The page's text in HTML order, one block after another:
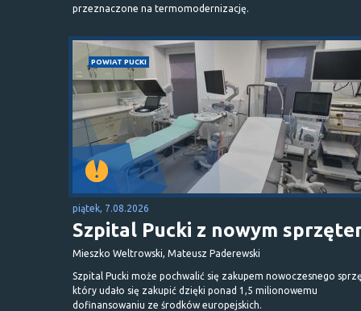
przeznaczone na termomodernizację.
POWIAT PUCKI
piątek, 7.08.2026
Szpital Pucki z nowym
Mieszko Weltrowski, Mateusz Paderewski
Szpital Pucki może pochwalić się zakupem nowoczesnego
który udało się zakupić dzięki ponad 1,5 milionowemu
dofinansowaniu ze środków europejskich.